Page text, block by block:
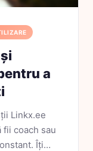
a
Linkx.ee
fii coach sau
Îți